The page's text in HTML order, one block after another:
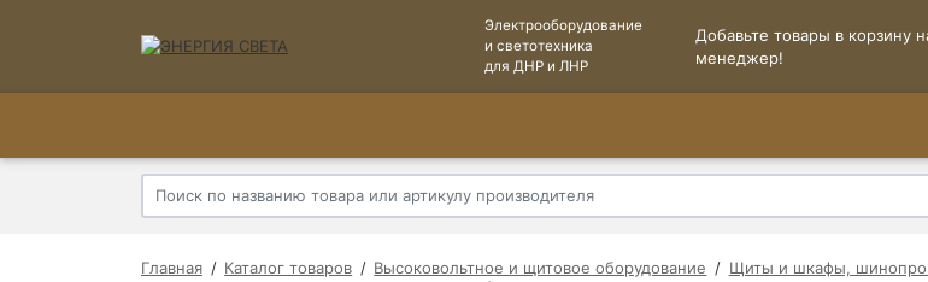
Электрооборудование
и светотехника
для ДНР и ЛНР
Добавьте товары в корзину
менеджер!
Главная Каталог товаров Высоковольтное и щитовое оборудование Щиты и шкафы,